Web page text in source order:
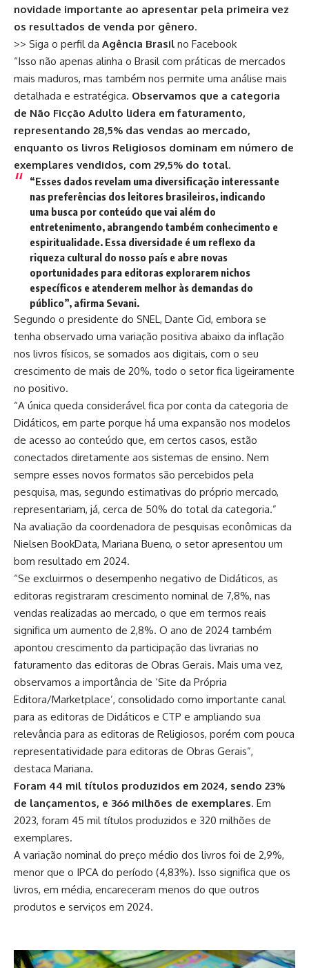
novidade importante ao apresentar pela primeira vez
os resultados de venda por gênero.
>> Siga o perfil da Agência Brasil no Facebook
“Isso não apenas alinha o Brasil com práticas de mercados
mais maduros, mas também nos permite uma análise mais
detalhada e estratégica. Observamos que a categoria
de Não Ficção Adulto lidera em faturamento,
representando 28,5% das vendas ao mercado,
enquanto os livros Religiosos dominam em número de
exemplares vendidos, com 29,5% do total.
“Esses dados revelam uma diversificação interessante
nas preferências dos leitores brasileiros, indicando
uma busca por conteúdo que vai além do
entretenimento, abrangendo também conhecimento e
espiritualidade. Essa diversidade é um reflexo da
riqueza cultural do nosso país e abre novas
oportunidades para editoras explorarem nichos
específicos e atenderem melhor às demandas do
público”, afirma Sevani.
Segundo o presidente do SNEL, Dante Cid, embora se
tenha observado uma variação positiva abaixo da inflação
nos livros físicos, se somados aos digitais, com o seu
crescimento de mais de 20%, todo o setor fica ligeiramente
no positivo.
“A única queda considerável fica por conta da categoria de
Didáticos, em parte porque há uma expansão nos modelos
de acesso ao conteúdo que, em certos casos, estão
conectados diretamente aos sistemas de ensino. Nem
sempre esses novos formatos são percebidos pela
pesquisa, mas, segundo estimativas do próprio mercado,
representariam, já, cerca de 50% do total da categoria.”
Na avaliação da coordenadora de pesquisas econômicas da
Nielsen BookData, Mariana Bueno, o setor apresentou um
bom resultado em 2024.
“Se excluirmos o desempenho negativo de Didáticos, as
editoras registraram crescimento nominal de 7,8%, nas
vendas realizadas ao mercado, o que em termos reais
significa um aumento de 2,8%. O ano de 2024 também
apontou crescimento da participação das livrarias no
faturamento das editoras de Obras Gerais. Mais uma vez,
observamos a importância de ‘Site da Própria
Editora/Marketplace’, consolidado como importante canal
para as editoras de Didáticos e CTP e ampliando sua
relevância para as editoras de Religiosos, porém com pouca
representatividade para editoras de Obras Gerais”,
destaca Mariana.
Foram 44 mil títulos produzidos em 2024, sendo 23%
de lançamentos, e 366 milhões de exemplares. Em
2023, foram 45 mil títulos produzidos e 320 milhões de
exemplares.
A variação nominal do preço médio dos livros foi de 2,9%,
menor que o IPCA do período (4,83%). Isso significa que os
livros, em média, encareceram menos do que outros
produtos e serviços em 2024.